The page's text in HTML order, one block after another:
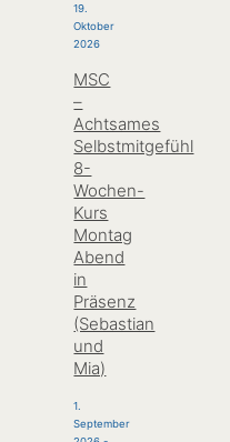
19.
Oktober
2026
MSC
–
Achtsames
Selbstmitgefühl
8-
Wochen-
Kurs
Montag
Abend
in
Präsenz
(Sebastian
und
Mia)
1.
September